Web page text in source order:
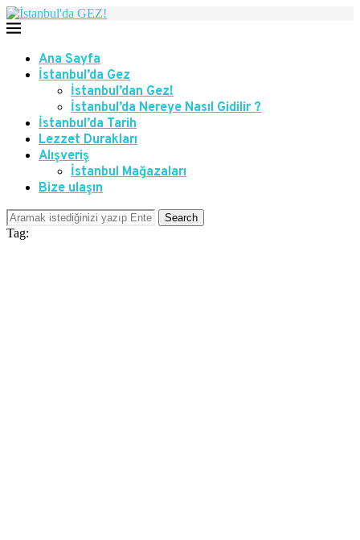
Ana Sayfa
İstanbul’da Gez
İstanbul’dan Gez!
İstanbul’da Nereye Nasıl Gidilir ?
İstanbul’da Tarih
Lezzet Durakları
Alışveriş
İstanbul Mağazaları
Bize ulaşın
Search
Tag: